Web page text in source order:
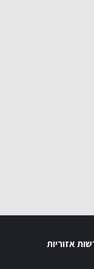
אזוריות